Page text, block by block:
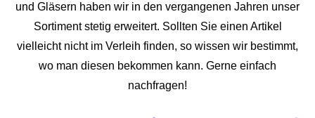
und Gläsern haben wir in den vergangenen Jahren unser
Sortiment stetig erweitert. Sollten Sie einen Artikel
vielleicht nicht im Verleih finden, so wissen wir bestimmt,
wo man diesen bekommen kann. Gerne einfach
nachfragen!